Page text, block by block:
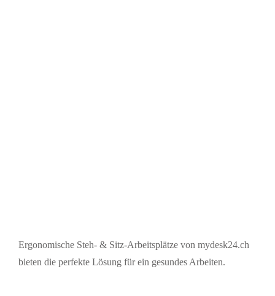
Ergonomische Steh- & Sitz-Arbeitsplätze von mydesk24.ch
bieten die perfekte Lösung für ein gesundes Arbeiten.